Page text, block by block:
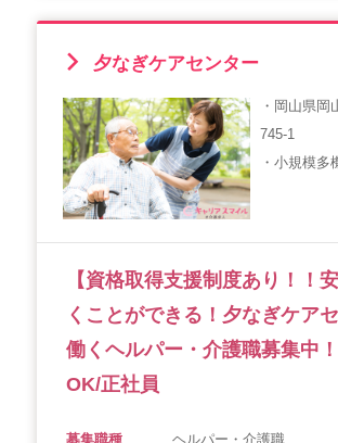
夕なぎケアセンター
・岡山県岡
745-1
・小規模多
【資格取得支援制度あり！！
くことができる！夕なぎケア
働くヘルパー・介護職募集中
OK/正社員
募集職種 ヘルパー・介護職